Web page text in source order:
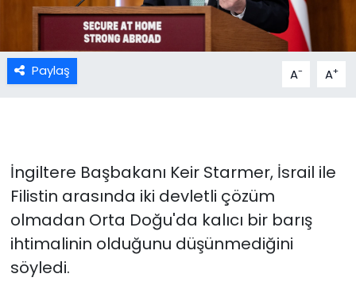
Paylaş A- A+
İngiltere Başbakanı Keir Starmer, İsrail ile
Filistin arasında iki devletli çözüm
olmadan Orta Doğu'da kalıcı bir barış
ihtimalinin olduğunu düşünmediğini
söyledi.